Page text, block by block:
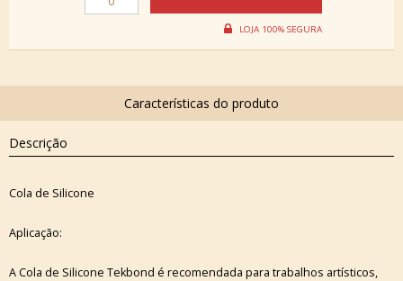
Descrição
Cola de Silicone
Aplicação:
A Cola de Silicone Tekbond é recomendada para trabalhos artísticos,